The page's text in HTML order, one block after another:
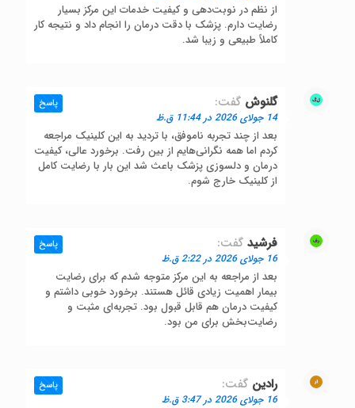
از نظم در نوبت‌دهی و کیفیت خدمات این مرکز بسیار
رضایت دارم. پزشک با دقت درمان را انجام داد و نتیجه کار
کاملاً طبیعی و زیبا شد.
گلنوش گفت:
14 جولای 2026 در 11:44 ق.ظ
بعد از چند تجربه ناموفق، با تردید به این کلینیک مراجعه
کردم اما همه نگرانی‌هایم از بین رفت. برخورد عالی، کیفیت
درمان و دلسوزی پزشک باعث شد این بار با رضایت کامل
از کلینیک خارج شوم.
پاسخ
فرشید گفت:
16 جولای 2026 در 2:22 ق.ظ
بعد از مراجعه به این مرکز متوجه شدم که برای رضایت
بیمار اهمیت زیادی قائل هستند. برخورد خوبی داشتم و
کیفیت درمان هم قابل قبول بود. تجربه‌ای مثبت و
رضایت‌بخش برای من بود.
پاسخ
رادین گفت:
16 جولای 2026 در 3:47 ق.ظ
پاسخ